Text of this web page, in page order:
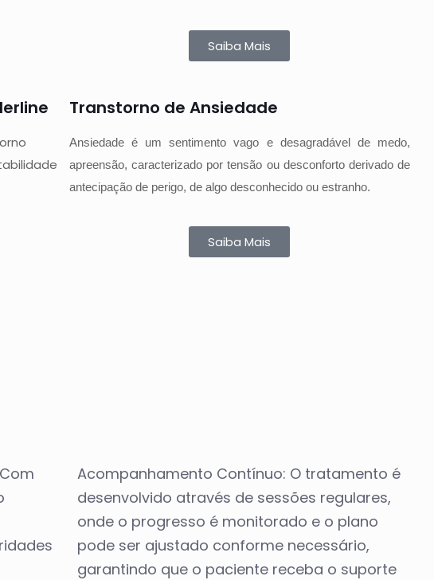
Saiba Mais
Transtorno de Ansiedade
Ansiedade é um sentimento vago e desagradável de medo,
apreensão, caracterizado por tensão ou desconforto derivado de
antecipação de perigo, de algo desconhecido ou estranho.
Saiba Mais
Acompanhamento Contínuo: O tratamento é
desenvolvido através de sessões regulares,
onde o progresso é monitorado e o plano
pode ser ajustado conforme necessário,
garantindo que o paciente receba o suporte